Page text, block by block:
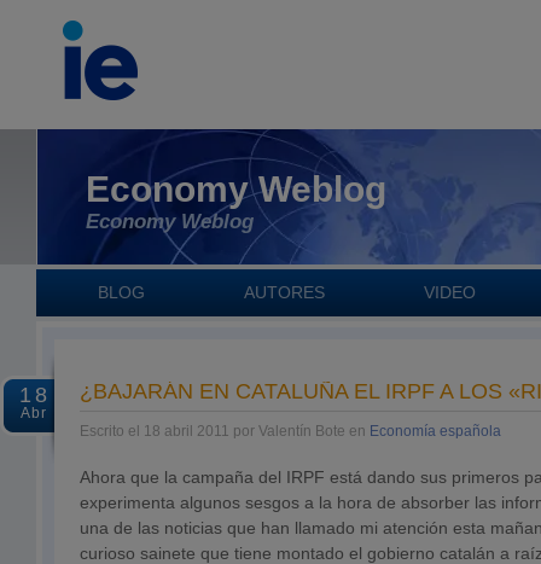
Economy Weblog
Economy Weblog
BLOG AUTORES VIDEO
18
Abr
¿BAJARÁN EN CATALUÑA EL IRPF A LOS
Escrito el 18 abril 2011 por Valentín Bote en Economía española
Ahora que la campaña del IRPF está dando sus primeros
experimenta algunos sesgos a la hora de absorber las
una de las noticias que han llamado mi atención esta
curioso sainete que tiene montado el gobierno catalán a